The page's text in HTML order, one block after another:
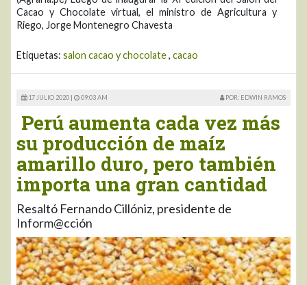
Cacao y Chocolate virtual, el ministro de Agricultura y
Riego, Jorge Montenegro Chavesta
Etiquetas: salon cacao y chocolate, cacao
17 JULIO 2020 | 09:03 AM POR: EDWIN RAMOS
Perú aumenta cada vez más
su producción de maíz
amarillo duro, pero también
importa una gran cantidad
Resaltó Fernando Cillóniz, presidente de
Inform@cción